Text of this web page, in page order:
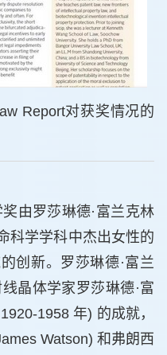
Report对获奖情况的
由罗莎琳德·富兰克林
科学学科中杰出女性的
创新。罗莎琳德·富兰
晶体学家罗莎琳德·富
1958 年) 的成就，
Watson) 和弗朗西